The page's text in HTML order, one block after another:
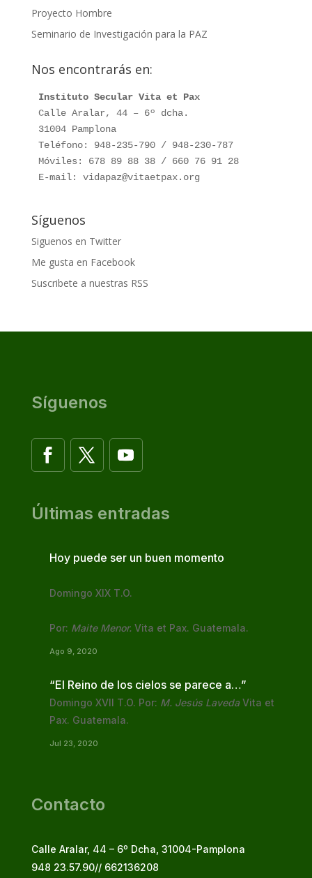
Proyecto Hombre
Seminario de Investigación para la PAZ
Nos encontrarás en:
Instituto Secular Vita et Pax
Calle Aralar, 44 – 6º dcha.
31004 Pamplona
Teléfono: 948-235-790 / 948-230-787
Móviles: 678 89 88 38 / 660 76 91 28
E-mail: vidapaz@vitaetpax.org
Síguenos
Siguenos en Twitter
Me gusta en Facebook
Suscribete a nuestras RSS
Síguenos
Últimas entradas
Hoy puede ser un buen momento
Domingo XIX T.O.
Por: Maite Menor.Vita et Pax. Guatemala.
Ago 9, 2020
“El Reino de los cielos se parece a…”
Domingo XVII T.O. Por: M. Jesús LavedaVita et
Pax. Guatemala.
Jul 23, 2020
Contacto
Calle Aralar, 44 – 6º Dcha, 31004-Pamplona
948 23.57.90// 662136208